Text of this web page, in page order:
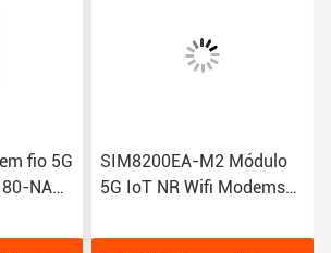
fio 5G
NA
SIM8200EA-M2 Módulo
5G IoT NR Wifi Modems
M.2 Módulo sem fio